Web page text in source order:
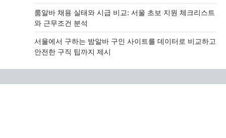
룸알바 채용 실태와 시급 비교: 서울 초보 지원 체크리스트
와 근무조건 분석
서울에서 구하는 밤알바 구인 사이트를 데이터로 비교하고
안전한 구직 팁까지 제시